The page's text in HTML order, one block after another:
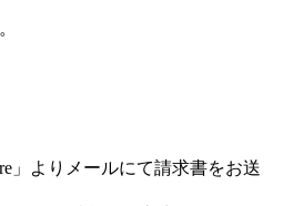
」よりメールにて請求書をお送